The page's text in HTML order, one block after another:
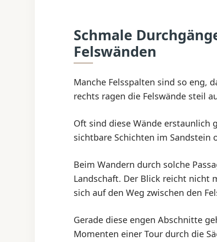
Schmale
Felswänden
Manche Felsspalten sind so eng,
rechts ragen die Felswände steil
Oft sind diese Wände erstaunlich
sichtbare Schichten im Sandstein
Beim Wandern durch solche
Landschaft. Der Blick reicht nicht
sich auf den Weg zwischen den
Gerade diese engen Abschnitte
Momenten einer Tour durch die